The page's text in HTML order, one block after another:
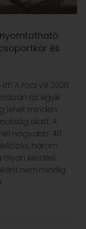
és
A Foci VB 2026
az egyik
lehet minden
alatt. A
nagyobb: 48
három
kezdési
nem mindig